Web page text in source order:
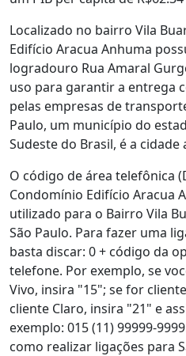
Localizado no bairro Vila
Edifício Aracua Anhuma
logradouro Rua Amaral
uso para garantir a entrega
pelas empresas de
Paulo, um município do
Sudeste do Brasil, é a cidade
O código de área telefônica
Condomínio Edifício Aracua
utilizado para o Bairro Vila
São Paulo. Para fazer uma
basta discar: 0 + código da
telefone. Por exemplo, se
Vivo, insira "15"; se for
cliente Claro, insira "21" e
exemplo: 015 (11) 99999-
como realizar ligações para